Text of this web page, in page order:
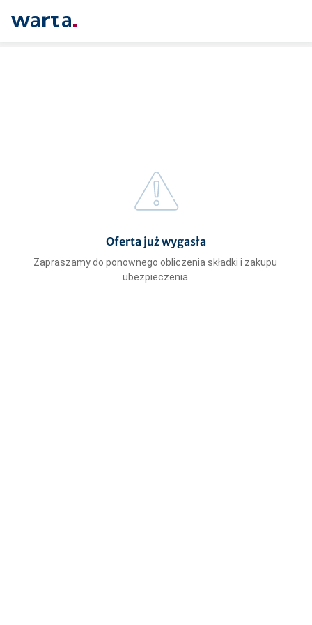
Oferta już wygasła
Zapraszamy do ponownego obliczenia składki i zakupu
ubezpieczenia.